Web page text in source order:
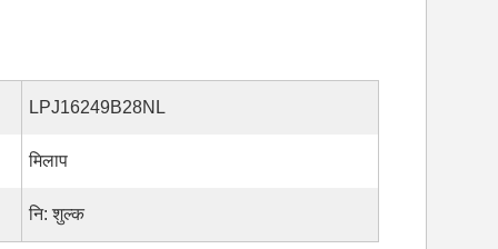
LPJ16249B28NL
मिलाप
नि: शुल्क